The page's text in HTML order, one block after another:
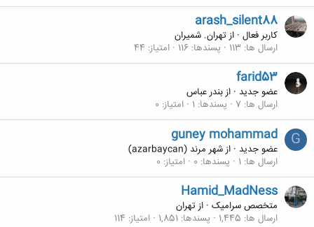
arash_silent88
کاربر فعال · ازتهران. شمیران
ارسال ها 113 پسندها 116 امتیاز 44
farid53
عضو جدید · ازبندر عباس
ارسال ها 7 پسندها 1 امتیاز 0
G
guney mohammad
عضو جدید · ازشهر مرند (azarbaycan)
ارسال ها 1 پسندها 0 امتیاز 0
Hamid_MadNess
متخصص سرامیک · ازتهران
ارسال ها 1,445 پسندها 1,851 امتیاز 114